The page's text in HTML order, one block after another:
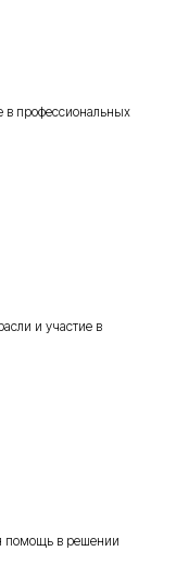
в профессиональных
и участие в
помощь в решении